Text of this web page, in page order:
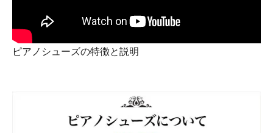
ピアノシューズの特徴と説明